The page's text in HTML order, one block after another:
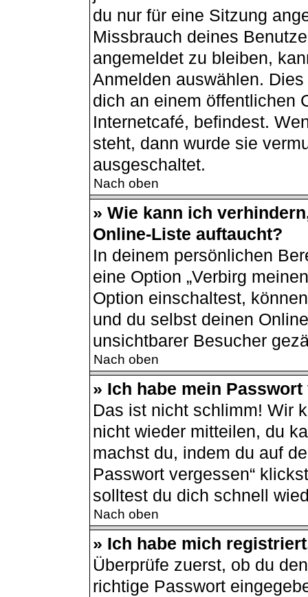
du nur für eine Sitzung
Missbrauch deines
angemeldet zu bleiben,
Anmelden auswählen.
dich an einem öffentlichen
Internetcafé, befindest.
steht, dann wurde sie
ausgeschaltet.
Nach oben
» Wie kann ich
Online-Liste auftaucht?
In deinem persönlichen
eine Option „Verbirg
Option einschaltest,
und du selbst deinen
unsichtbarer Besucher
Nach oben
» Ich habe mein
Das ist nicht schlimm! Wir
nicht wieder mitteilen, du
machst du, indem du auf
Passwort vergessen“
solltest du dich schnell
Nach oben
» Ich habe mich
Überprüfe zuerst, ob du
richtige Passwort